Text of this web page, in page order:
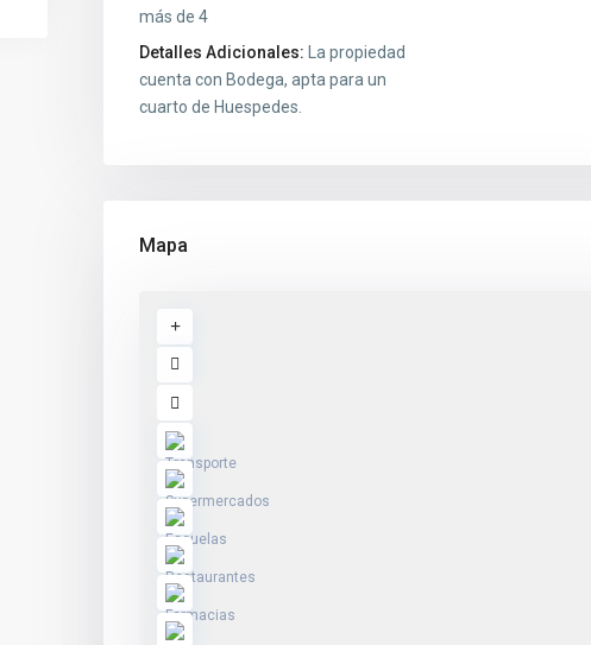
más de 4
Detalles Adicionales: La propiedad
cuenta con Bodega, apta para un
cuarto de Huespedes.
Mapa